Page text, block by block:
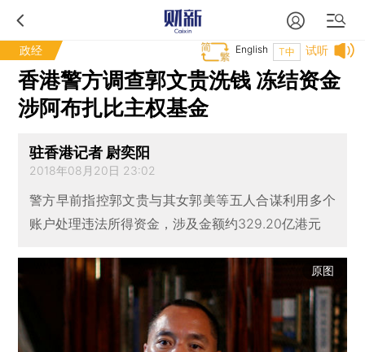
政经 试听
T中
English
香港警方调查郭文贵洗钱 冻结资金
涉阿布扎比主权基金
驻香港记者 尉奕阳
2018年08月20日 23:02
警方早前指控郭文贵与其女郭美等五人合谋利用多个
账户处理违法所得资金，涉及金额约329.20亿港元
原图